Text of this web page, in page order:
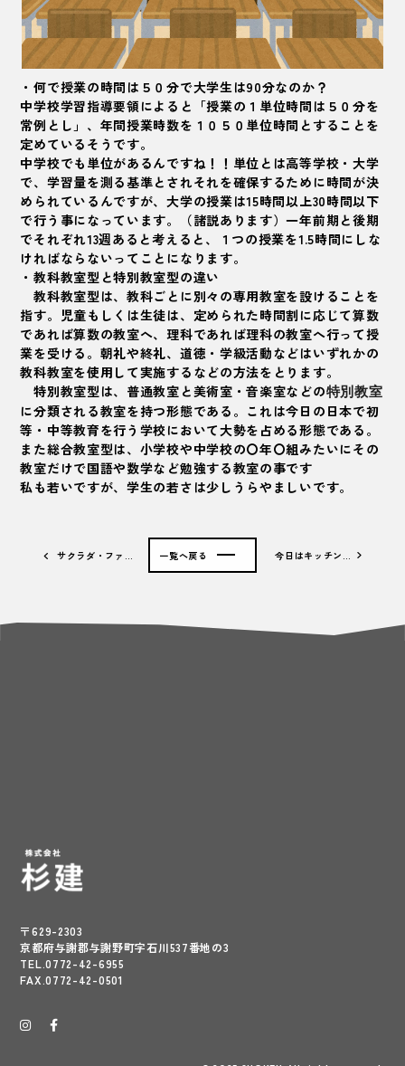
・何で授業の時間は５０分で大学生は90分なのか？
中学校学習指導要領によると「授業の１単位時間は５０分を
常例とし」、年間授業時数を１０５０単位時間とすることを
定めているそうです。
中学校でも単位があるんですね！！単位とは高等学校・大学
で、学習量を測る基準とされそれを確保するために時間が決
められているんですが、大学の授業は15時間以上30時間以下
で行う事になっています。（諸説あります）一年前期と後期
でそれぞれ13週あると考えると、１つの授業を1.5時間にしな
ければならないってことになります。
・教科教室型と特別教室型の違い
教科教室型は、教科ごとに別々の専用教室を設けることを
指す。児童もしくは生徒は、定められた時間割に応じて算数
であれば算数の教室へ、理科であれば理科の教室へ行って授
業を受ける。朝礼や終礼、道徳・学級活動などはいずれかの
教科教室を使用して実施するなどの方法をとります。
特別教室型は、普通教室と美術室・音楽室などの特別教室
に分類される教室を持つ形態である。これは今日の日本で初
等・中等教育を行う学校において大勢を占める形態である。
また総合教室型は、小学校や中学校の〇年〇組みたいにその
教室だけで国語や数学など勉強する教室の事です
私も若いですが、学生の若さは少しうらやましいです。
サクラダ・ファ… 今日はキッチン…
一覧へ戻る
〒629-2303
京都府与謝郡与謝野町字石川537番地の3
TEL.0772-42-6955
FAX.0772-42-0501